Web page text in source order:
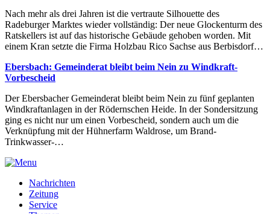
Nach mehr als drei Jahren ist die vertraute Silhouette des
Radeburger Marktes wieder vollständig: Der neue Glockenturm des
Ratskellers ist auf das historische Gebäude gehoben worden. Mit
einem Kran setzte die Firma Holzbau Rico Sachse aus Berbisdorf…
Ebersbach: Gemeinderat bleibt beim Nein zu Windkraft-
Vorbescheid
Der Ebersbacher Gemeinderat bleibt beim Nein zu fünf geplanten
Windkraftanlagen in der Rödernschen Heide. In der Sondersitzung
ging es nicht nur um einen Vorbescheid, sondern auch um die
Verknüpfung mit der Hühnerfarm Waldrose, um Brand-
Trinkwasser-…
Nachrichten
Zeitung
Service